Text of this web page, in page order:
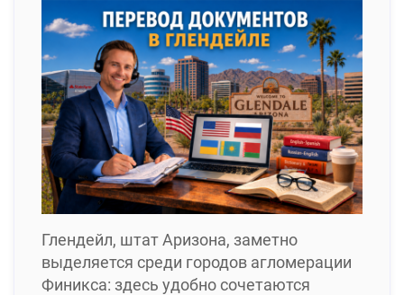
Глендейл, штат Аризона, заметно
выделяется среди городов агломерации
Финикса: здесь удобно сочетаются